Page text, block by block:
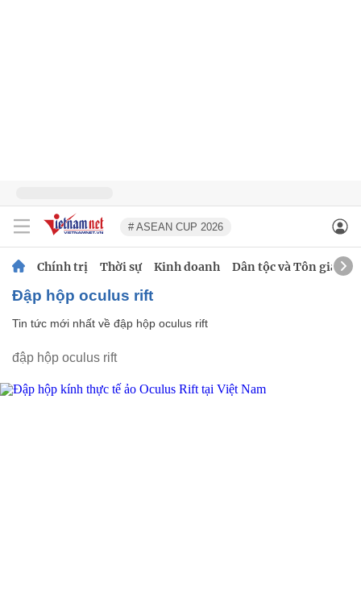
# ASEAN CUP 2026
Chính trị Thời sự Kinh doanh Dân tộc và Tôn giáo
đập hộp oculus rift
Tin tức mới nhất về đập hộp oculus rift
đập hộp oculus rift